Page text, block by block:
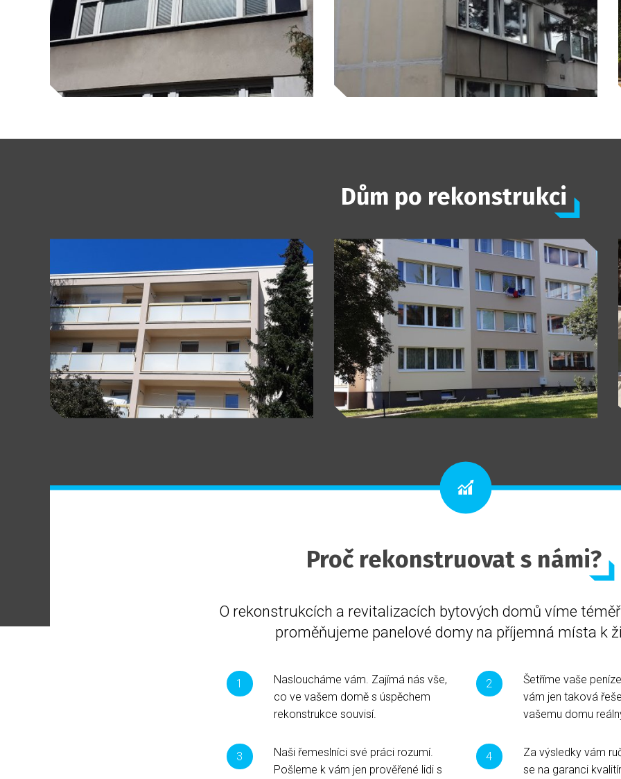
Dům po rekonstrukci
Proč rekonstruovat s námi?
O rekonstrukcích a revitalizacích bytových domů víme
proměňujeme panelové domy na příjemná místa k
Nasloucháme vám. Zajímá nás vše,
co ve vašem domě s úspěchem
rekonstrukce souvisí.
Šetříme vaše
vám jen taková
vašemu domu
Naši řemeslníci své práci rozumí.
Pošleme k vám jen prověřené lidi s
Za výsledky vám
se na garanci